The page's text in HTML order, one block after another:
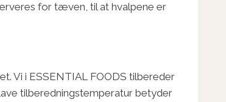
for tæven, til at hvalpene er
Vi i ESSENTIAL FOODS tilbereder
tilberedningstemperatur betyder